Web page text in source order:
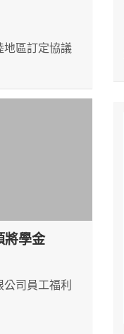
地區訂定協議
將學金
公司員工福利